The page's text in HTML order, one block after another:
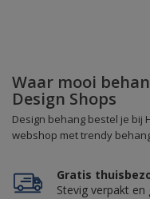
Waar mooi
Design Shops
Design behang bestel je bij
webshop met trendy
Gratis
Stevig verpakt